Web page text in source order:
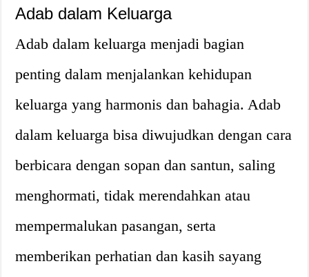
Adab dalam Keluarga
Adab dalam keluarga menjadi bagian
penting dalam menjalankan kehidupan
keluarga yang harmonis dan bahagia. Adab
dalam keluarga bisa diwujudkan dengan cara
berbicara dengan sopan dan santun, saling
menghormati, tidak merendahkan atau
mempermalukan pasangan, serta
memberikan perhatian dan kasih sayang